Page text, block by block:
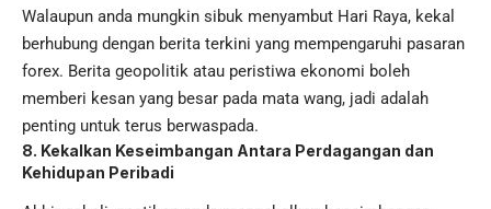
Walaupun anda mungkin sibuk menyambut Hari Raya, kekal
berhubung dengan berita terkini yang mempengaruhi pasaran
forex. Berita geopolitik atau peristiwa ekonomi boleh
memberi kesan yang besar pada mata wang, jadi adalah
penting untuk terus berwaspada.
8. Kekalkan Keseimbangan Antara Perdagangan dan
Kehidupan Peribadi